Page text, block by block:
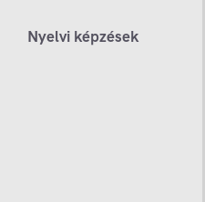
Nyelvi képzések